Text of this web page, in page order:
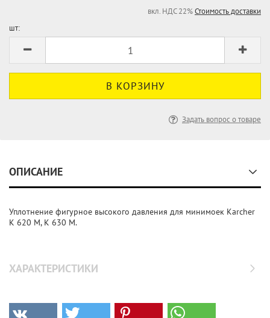
вкл. НДС 22%Стоимость доставки
шт:
Задать вопрос о товаре
ОПИСАНИЕ
Уплотнение фигурное высокого давления для минимоек Karcher
K 620 M, K 630 M.
ХАРАКТЕРИСТИКИ